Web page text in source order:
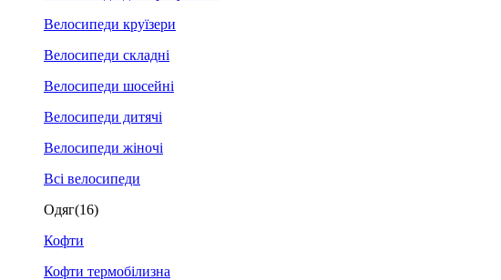
Велосипеди круїзери
Велосипеди складні
Велосипеди шосейні
Велосипеди дитячі
Велосипеди жіночі
Всі велосипеди
Одяг(16)
Кофти
Кофти термобілизна